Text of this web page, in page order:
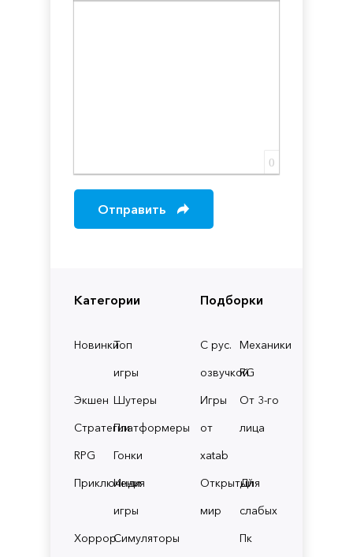
Категории
НовинкиТоп
игры
Экшен Шутеры
СтратегииПлатформеры
RPG
Гонки
Приключения
Инди
игры
ХоррорСимуляторы
Подборки
С рус.
озвучкой
Механики
RG
Игры
от
xatab
От 3-го
лица
Открытый
мир
Для
слабых
Пк
Вставка скрытого текста
Вставка цитаты
Вставка спойлера
0
Отправить